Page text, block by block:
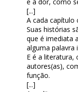
[...]
A cada capítulo
Suas histórias
que é imediata
alguma palavra
E é a literatura,
autores(as),
função.
[...]